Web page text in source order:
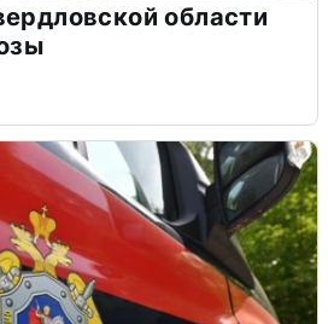
области